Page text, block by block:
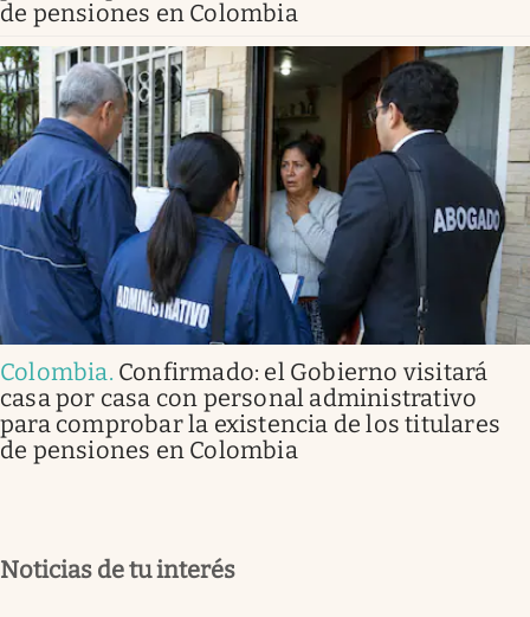
de pensiones en Colombia
Colombia. Confirmado: el Gobierno visitará
casa por casa con personal administrativo
para comprobar la existencia de los titulares
de pensiones en Colombia
Noticias de tu interés